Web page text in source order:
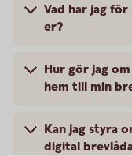
Vad har jag
er?
Hur gör jag
hem till min
Kan jag styra
digital